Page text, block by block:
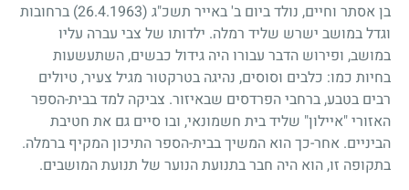
בן אסתר וחיים, נולד ביום ב' באייר תשכ"ג (26.4.1963)
ברחובות
וגדל במושב ישרש שליד רמלה. ילדותו של צבי עברה עליו
במושב, ופירוש הדבר עבורו היה גידול כבשים, השתעשעות
בחיות כמו: כלבים וסוסים, נהיגה בטרקטור מגיל צעיר, טיולים
רבים בטבע, ברחבי הפרדסים שבאיזור. צביקה למד בבית-הספר
האזורי "איילון" שליד בית חשמונאי, ובו סיים גם את חטיבת
הביניים. אחר-כך הוא המשיך בבית-הספר התיכון המקיף ברמלה.
בתקופה זו, הוא היה חבר בתנועת הנוער של תנועת המושבים.